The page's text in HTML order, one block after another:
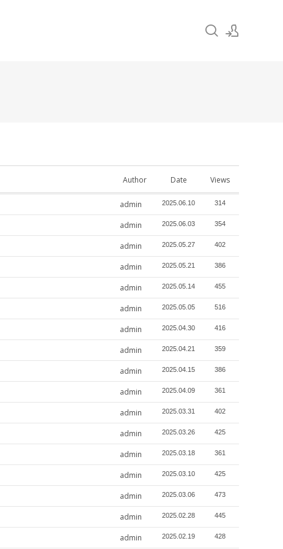
Author Date Views
admin 2025.06.10 314
admin 2025.06.03 354
admin 2025.05.27 402
admin 2025.05.21 386
admin 2025.05.14 455
admin 2025.05.05 516
admin 2025.04.30 416
admin 2025.04.21 359
admin 2025.04.15 386
admin 2025.04.09 361
admin 2025.03.31 402
admin 2025.03.26 425
admin 2025.03.18 361
admin 2025.03.10 425
admin 2025.03.06 473
admin 2025.02.28 445
admin 2025.02.19 428